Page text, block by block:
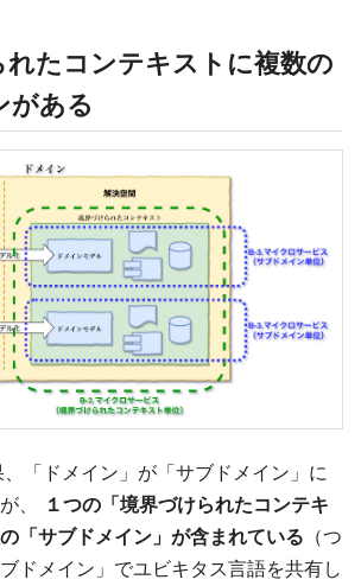
れたコンテキストに複数の
がある
「ドメイン」が「サブドメイン」に
、
１つの「境界づけられたコンテキ
「サブドメイン」が含まれている （つ
ドメイン」でユビキタス言語を共有し